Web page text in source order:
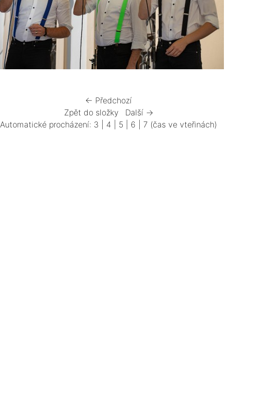
← Předchozí
Zpět do složky
Další →
Automatické procházení: 3 4 5 6 7 (čas ve vteřinách)